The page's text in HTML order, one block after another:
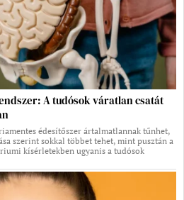
A tudósok váratlan csatát
édesítőszer ártalmatlannak tűnhet,
szerint sokkal többet tehet, mint pusztán a
kísérletekben ugyanis a tudósok